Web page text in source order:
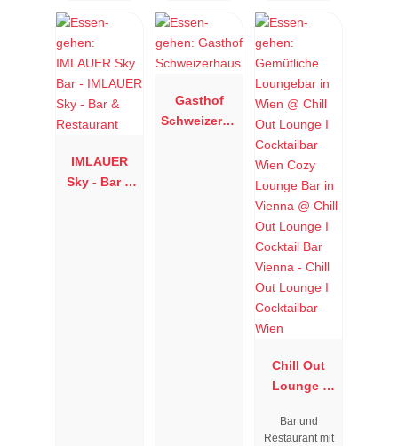
IMLAUER
Sky - Bar &
Gasthof
Schweizerha
Chill Out
Lounge I
Wien
Bar und
Restaurant mit